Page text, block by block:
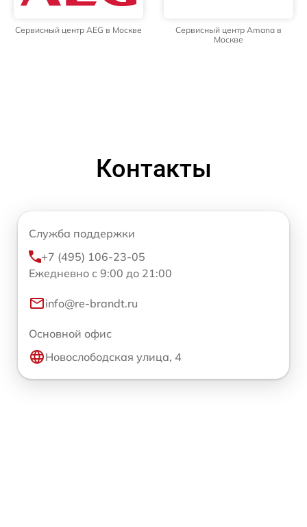
Сервисный центр AEG в Москве
Сервисный центр Amana в
Москве
Контакты
Служба поддержки
+7 (495) 106-23-05
Ежедневно с 9:00 до 21:00
info@re-brandt.ru
Основной офис
Новослободская улица, 4